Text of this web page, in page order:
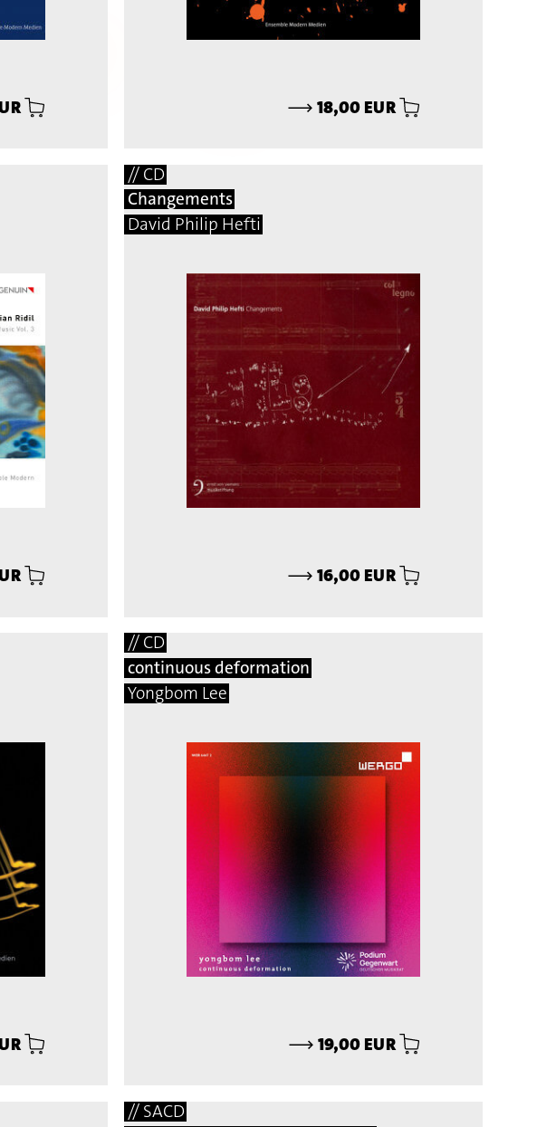
⟶ 18,00 EUR
// CD
Changements
David Philip Hefti
⟶ 16,00 EUR
// CD
continuous deformation
Yongbom Lee
⟶ 19,00 EUR
// SACD